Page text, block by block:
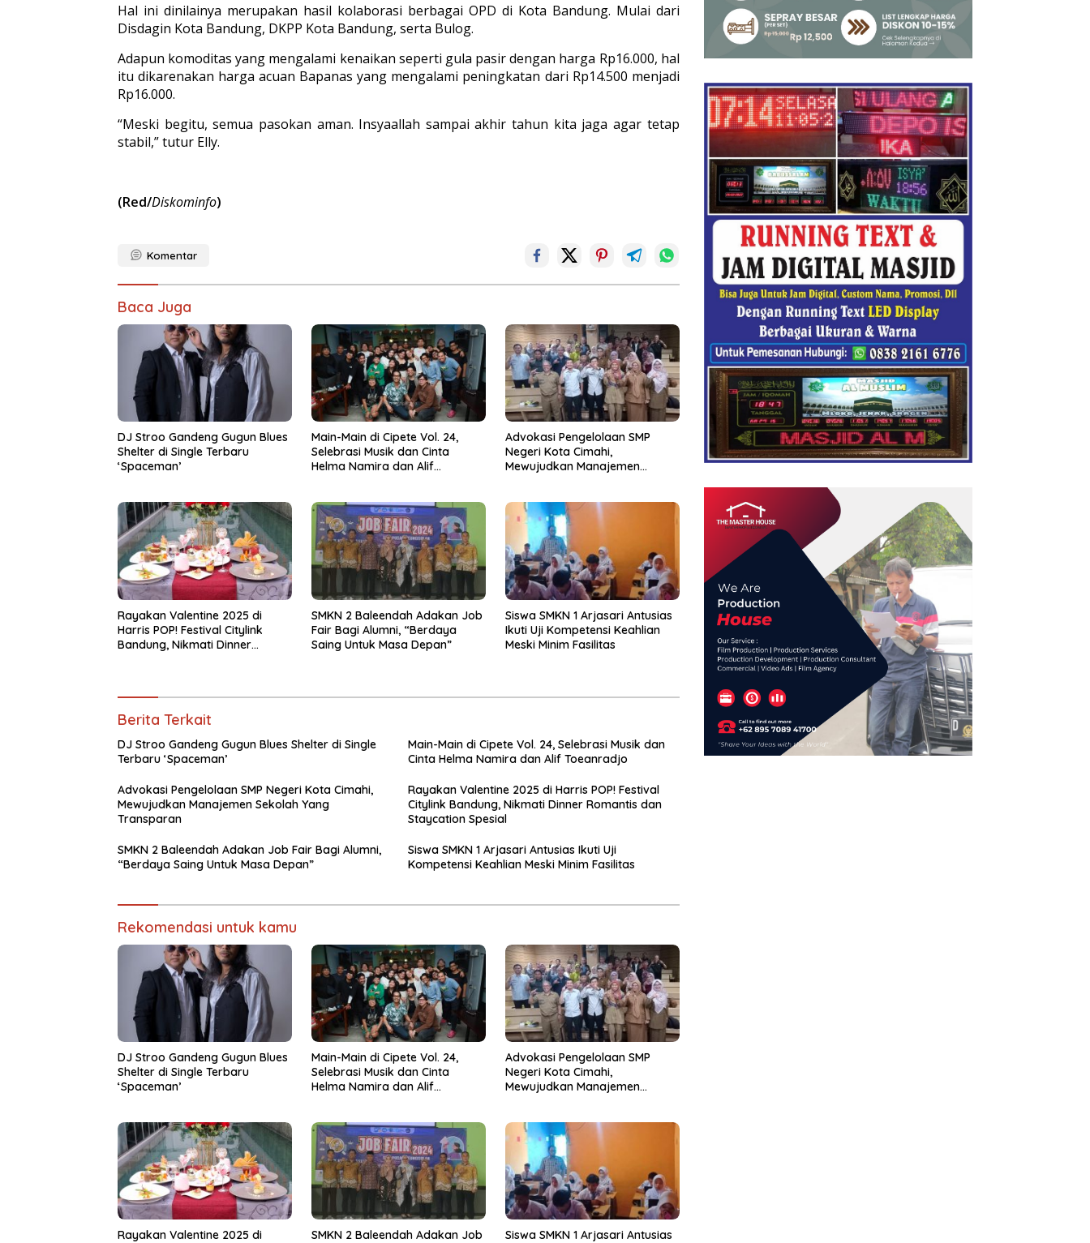
Hal ini dinilainya merupakan hasil kolaborasi berbagai OPD di Kota Bandung. Mulai dari
Disdagin Kota Bandung, DKPP Kota Bandung, serta Bulog.
Adapun komoditas yang mengalami kenaikan seperti gula pasir dengan harga Rp16.000, hal
itu dikarenakan harga acuan Bapanas yang mengalami peningkatan dari Rp14.500 menjadi
Rp16.000.
“Meski begitu, semua pasokan aman. Insyaallah sampai akhir tahun kita jaga agar tetap
stabil,” tutur Elly.
(Red/Diskominfo)
Komentar
Baca Juga
DJ Stroo Gandeng Gugun Blues
Shelter di Single Terbaru
‘Spaceman’
Main-Main di Cipete Vol. 24,
Selebrasi Musik dan Cinta
Helma Namira dan Alif
Advokasi Pengelolaan SMP
Negeri Kota Cimahi,
Mewujudkan Manajemen
Rayakan Valentine 2025 di
Harris POP! Festival Citylink
Bandung, Nikmati Dinner
SMKN 2 Baleendah Adakan Job
Fair Bagi Alumni, “Berdaya
Saing Untuk Masa Depan”
Siswa SMKN 1 Arjasari Antusias
Ikuti Uji Kompetensi Keahlian
Meski Minim Fasilitas
Berita Terkait
DJ Stroo Gandeng Gugun Blues Shelter di Single
Terbaru ‘Spaceman’
Main-Main di Cipete Vol. 24, Selebrasi Musik dan
Cinta Helma Namira dan Alif Toeanradjo
Advokasi Pengelolaan SMP Negeri Kota Cimahi,
Mewujudkan Manajemen Sekolah Yang
Transparan
Rayakan Valentine 2025 di Harris POP! Festival
Citylink Bandung, Nikmati Dinner Romantis dan
Staycation Spesial
SMKN 2 Baleendah Adakan Job Fair Bagi Alumni,
“Berdaya Saing Untuk Masa Depan”
Siswa SMKN 1 Arjasari Antusias Ikuti Uji
Kompetensi Keahlian Meski Minim Fasilitas
Rekomendasi untuk kamu
DJ Stroo Gandeng Gugun Blues
Shelter di Single Terbaru
‘Spaceman’
Main-Main di Cipete Vol. 24,
Selebrasi Musik dan Cinta
Helma Namira dan Alif
Advokasi Pengelolaan SMP
Negeri Kota Cimahi,
Mewujudkan Manajemen
Rayakan Valentine 2025 di
SMKN 2 Baleendah Adakan Job
Siswa SMKN 1 Arjasari Antusias